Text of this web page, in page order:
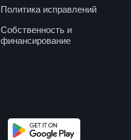
Политика исправлений
Собственность и
финансирование